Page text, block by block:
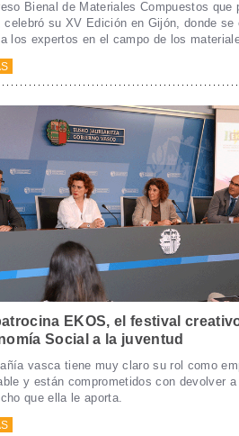
Bienal de Materiales Compuestos que
celebró su XV Edición en Gijón, donde se
los expertos en el campo de los
EKOS, el festival
Social a la juventud
vasca tiene muy claro su rol como
y están comprometidos con devolver
que ella le aporta.